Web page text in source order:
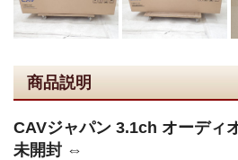
商品説明
CAVジャパン 3.1ch オーディ
未開封 ⇔